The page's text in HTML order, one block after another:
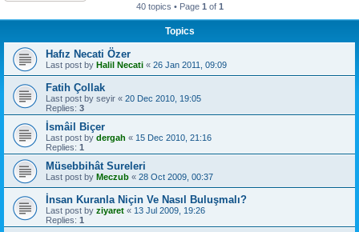
40 topics • Page 1 of 1
Topics
Hafız Necati Özer
Last post by Halil Necati « 26 Jan 2011, 09:09
Fatih Çollak
Last post by seyir « 20 Dec 2010, 19:05
Replies: 3
İsmâil Biçer
Last post by dergah « 15 Dec 2010, 21:16
Replies: 1
Müsebbihât Sureleri
Last post by Meczub « 28 Oct 2009, 00:37
İnsan Kuranla Niçin Ve Nasıl Buluşmalı?
Last post by ziyaret « 13 Jul 2009, 19:26
Replies: 1